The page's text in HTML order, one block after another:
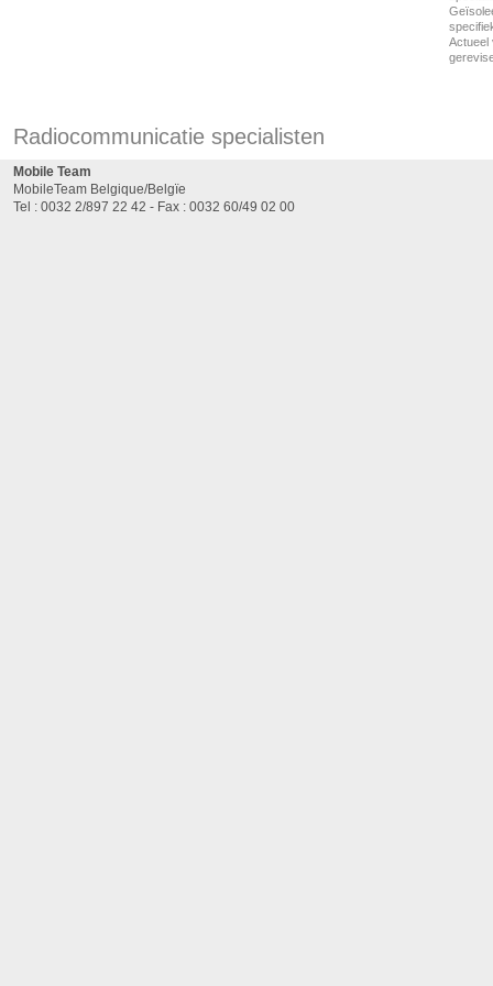
Actueel
Radiocommunicatie specialisten
Mobile Team
MobileTeam Belgique/Belgïe
Tel : 0032 2/897 22 42 - Fax : 0032 60/49 02 00